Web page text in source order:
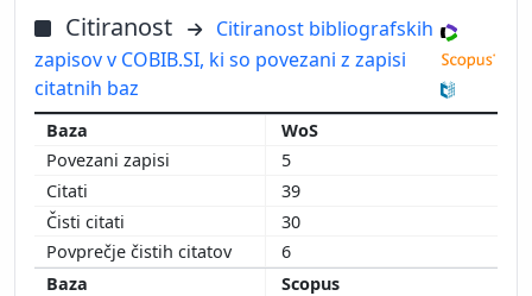
Citiranost
Citiranost bibliografskih
zapisov v COBIB.SI, ki so povezani z zapisi
citatnih baz
WoS
5
39
30
6
Scopus